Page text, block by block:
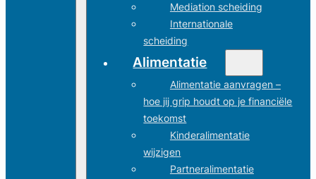
Mediation scheiding
Internationale
scheiding
Alimentatie
Alimentatie aanvragen –
hoe jij grip houdt op je financiële
toekomst
Kinderalimentatie
wijzigen
Partneralimentatie